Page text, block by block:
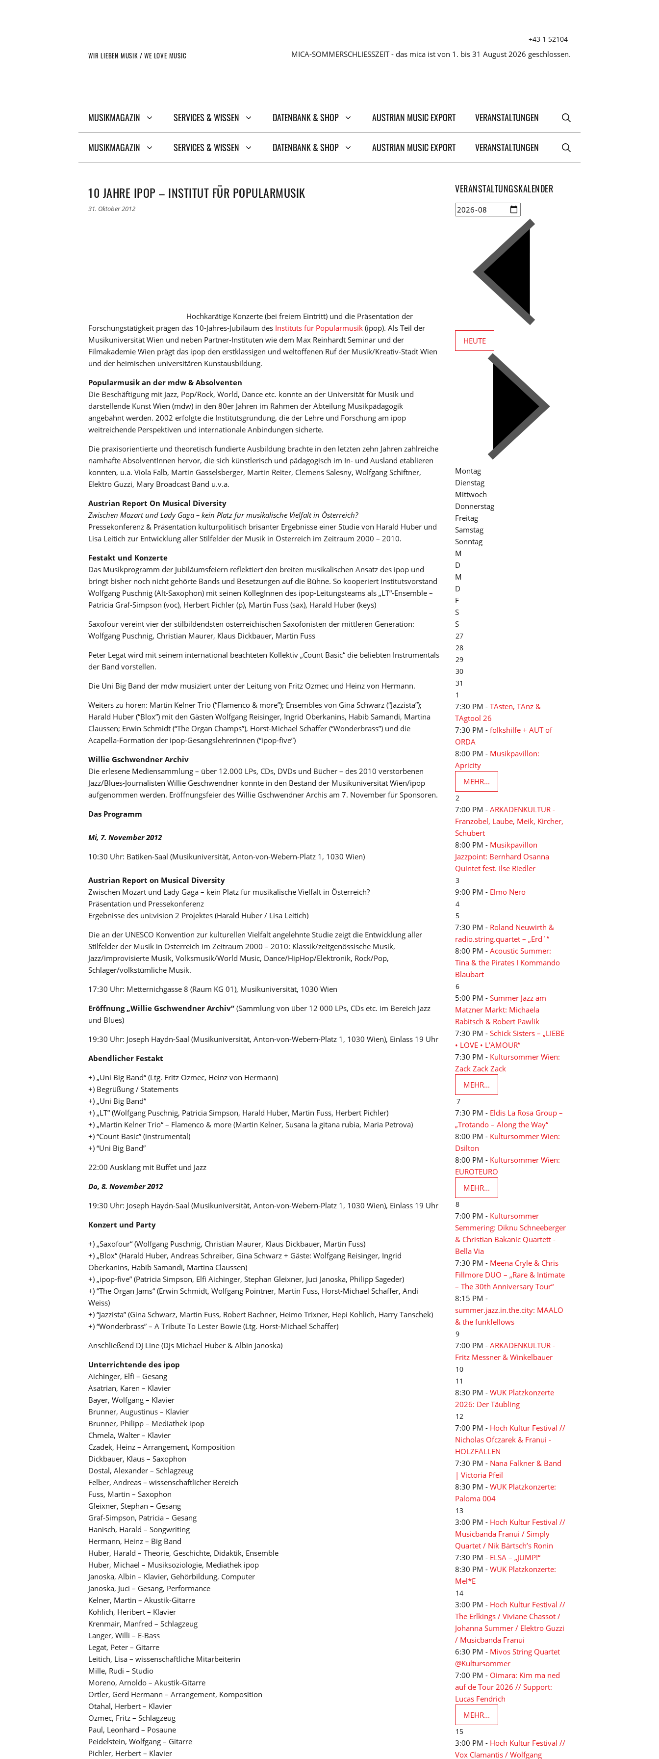
+43 1 52104
WIR LIEBEN MUSIK / WE LOVE MUSIC MICA-SOMMERSCHLIESSZEIT - das mica ist von 1. bis 31 August 2026 geschlossen.
MUSIKMAGAZIN SERVICES & WISSEN DATENBANK & SHOP AUSTRIAN MUSIC EXPORT VERANSTALTUNGEN
MUSIKMAGAZIN SERVICES & WISSEN DATENBANK & SHOP AUSTRIAN MUSIC EXPORT VERANSTALTUNGEN
10 JAHRE IPOP – INSTITUT FÜR POPULARMUSIK
31. Oktober 2012
Hochkarätige Konzerte (bei freiem Eintritt) und die Präsentation der
Forschungstätigkeit prägen das 10-Jahres-Jubiläum des Instituts für Popularmusik (ipop). Als Teil der
Musikuniversität Wien und neben Partner-Instituten wie dem Max Reinhardt Seminar und der
Filmakademie Wien prägt das ipop den erstklassigen und weltoffenen Ruf der Musik/Kreativ-Stadt Wien
und der heimischen universitären Kunstausbildung.
Popularmusik an der mdw & Absolventen
Die Beschäftigung mit Jazz, Pop/Rock, World, Dance etc. konnte an der Universität für Musik und
darstellende Kunst Wien (mdw) in den 80er Jahren im Rahmen der Abteilung Musikpädagogik
angebahnt werden. 2002 erfolgte die Institutsgründung, die der Lehre und Forschung am ipop
weitreichende Perspektiven und internationale Anbindungen sicherte.
Die praxisorientierte und theoretisch fundierte Ausbildung brachte in den letzten zehn Jahren zahlreiche
namhafte AbsolventInnen hervor, die sich künstlerisch und pädagogisch im In- und Ausland etablieren
konnten, u.a. Viola Falb, Martin Gasselsberger, Martin Reiter, Clemens Salesny, Wolfgang Schiftner,
Elektro Guzzi, Mary Broadcast Band u.v.a.
Austrian Report On Musical Diversity
Zwischen Mozart und Lady Gaga – kein Platz für musikalische Vielfalt in Österreich?
Pressekonferenz & Präsentation kulturpolitisch brisanter Ergebnisse einer Studie von Harald Huber und
Lisa Leitich zur Entwicklung aller Stilfelder der Musik in Österreich im Zeitraum 2000 – 2010.
Festakt und Konzerte
Das Musikprogramm der Jubiläumsfeiern reflektiert den breiten musikalischen Ansatz des ipop und
bringt bisher noch nicht gehörte Bands und Besetzungen auf die Bühne. So kooperiert Institutsvorstand
Wolfgang Puschnig (Alt-Saxophon) mit seinen KollegInnen des ipop-Leitungsteams als „LT“-Ensemble –
Patricia Graf-Simpson (voc), Herbert Pichler (p), Martin Fuss (sax), Harald Huber (keys)
Saxofour vereint vier der stilbildendsten österreichischen Saxofonisten der mittleren Generation:
Wolfgang Puschnig, Christian Maurer, Klaus Dickbauer, Martin Fuss
Peter Legat wird mit seinem international beachteten Kollektiv „Count Basic“ die beliebten Instrumentals
der Band vorstellen.
Die Uni Big Band der mdw musiziert unter der Leitung von Fritz Ozmec und Heinz von Hermann.
Weiters zu hören: Martin Kelner Trio (“Flamenco & more”); Ensembles von Gina Schwarz (“Jazzista”);
Harald Huber (“Blox”) mit den Gästen Wolfgang Reisinger, Ingrid Oberkanins, Habib Samandi, Martina
Claussen; Erwin Schmidt (“The Organ Champs”), Horst-Michael Schaffer (“Wonderbrass”) und die
Acapella-Formation der ipop-GesangslehrerInnen (“ipop-five”)
Willie Gschwendner Archiv
Die erlesene Mediensammlung – über 12.000 LPs, CDs, DVDs und Bücher – des 2010 verstorbenen
Jazz/Blues-Journalisten Willie Geschwendner konnte in den Bestand der Musikuniversität Wien/ipop
aufgenommen werden. Eröffnungsfeier des Willie Gschwendner Archis am 7. November für Sponsoren.
Das Programm
Mi, 7. November 2012
10:30 Uhr: Batiken-Saal (Musikuniversität, Anton-von-Webern-Platz 1, 1030 Wien)
Austrian Report on Musical Diversity
Zwischen Mozart und Lady Gaga – kein Platz für musikalische Vielfalt in Österreich?
Präsentation und Pressekonferenz
Ergebnisse des uni:vision 2 Projektes (Harald Huber / Lisa Leitich)
Die an der UNESCO Konvention zur kulturellen Vielfalt angelehnte Studie zeigt die Entwicklung aller
Stilfelder der Musik in Österreich im Zeitraum 2000 – 2010: Klassik/zeitgenössische Musik,
Jazz/improvisierte Musik, Volksmusik/World Music, Dance/HipHop/Elektronik, Rock/Pop,
Schlager/volkstümliche Musik.
17:30 Uhr: Metternichgasse 8 (Raum KG 01), Musikuniversität, 1030 Wien
Eröffnung „Willie Gschwendner Archiv“ (Sammlung von über 12 000 LPs, CDs etc. im Bereich Jazz
und Blues)
19:30 Uhr: Joseph Haydn-Saal (Musikuniversität, Anton-von-Webern-Platz 1, 1030 Wien), Einlass 19 Uhr
Abendlicher Festakt
+) „Uni Big Band“ (Ltg. Fritz Ozmec, Heinz von Hermann)
+) Begrüßung / Statements
+) „Uni Big Band“
+) „LT“ (Wolfgang Puschnig, Patricia Simpson, Harald Huber, Martin Fuss, Herbert Pichler)
+) „Martin Kelner Trio“ – Flamenco & more (Martin Kelner, Susana la gitana rubia, Maria Petrova)
+) “Count Basic” (instrumental)
+) “Uni Big Band”
22:00 Ausklang mit Buffet und Jazz
Do, 8. November 2012
19:30 Uhr: Joseph Haydn-Saal (Musikuniversität, Anton-von-Webern-Platz 1, 1030 Wien), Einlass 19 Uhr
Konzert und Party
+) „Saxofour“ (Wolfgang Puschnig, Christian Maurer, Klaus Dickbauer, Martin Fuss)
+) „Blox“ (Harald Huber, Andreas Schreiber, Gina Schwarz + Gäste: Wolfgang Reisinger, Ingrid
Oberkanins, Habib Samandi, Martina Claussen)
+) „ipop-five” (Patricia Simpson, Elfi Aichinger, Stephan Gleixner, Juci Janoska, Philipp Sageder)
+) “The Organ Jams“ (Erwin Schmidt, Wolfgang Pointner, Martin Fuss, Horst-Michael Schaffer, Andi
Weiss)
+) “Jazzista” (Gina Schwarz, Martin Fuss, Robert Bachner, Heimo Trixner, Hepi Kohlich, Harry Tanschek)
+) “Wonderbrass” – A Tribute To Lester Bowie (Ltg. Horst-Michael Schaffer)
Anschließend DJ Line (DJs Michael Huber & Albin Janoska)
Unterrichtende des ipop
Aichinger, Elfi – Gesang
Asatrian, Karen – Klavier
Bayer, Wolfgang – Klavier
Brunner, Augustinus – Klavier
Brunner, Philipp – Mediathek ipop
Chmela, Walter – Klavier
Czadek, Heinz – Arrangement, Komposition
Dickbauer, Klaus – Saxophon
Dostal, Alexander – Schlagzeug
Felber, Andreas – wissenschaftlicher Bereich
Fuss, Martin – Saxophon
Gleixner, Stephan – Gesang
Graf-Simpson, Patricia – Gesang
Hanisch, Harald – Songwriting
Hermann, Heinz – Big Band
Huber, Harald – Theorie, Geschichte, Didaktik, Ensemble
Huber, Michael – Musiksoziologie, Mediathek ipop
Janoska, Albin – Klavier, Gehörbildung, Computer
Janoska, Juci – Gesang, Performance
Kelner, Martin – Akustik-Gitarre
Kohlich, Heribert – Klavier
Krenmair, Manfred – Schlagzeug
Langer, Willi – E-Bass
Legat, Peter – Gitarre
Leitich, Lisa – wissenschaftliche Mitarbeiterin
Mille, Rudi – Studio
Moreno, Arnoldo – Akustik-Gitarre
Ortler, Gerd Hermann – Arrangement, Komposition
Otahal, Herbert – Klavier
Ozmec, Fritz – Schlagzeug
Paul, Leonhard – Posaune
Peidelstein, Wolfgang – Gitarre
Pichler, Herbert – Klavier
VERANSTALTUNGSKALENDER
HEUTE
Montag
Dienstag
Mittwoch
Donnerstag
Freitag
Samstag
Sonntag
M
D
M
D
F
S
S
27
28
29
30
31
1
7:30 PM - TAsten, TAnz &
TAgtool 26
7:30 PM - folkshilfe + AUT of
ORDA
8:00 PM - Musikpavillon:
Apricity
MEHR...
2
7:00 PM - ARKADENKULTUR -
Franzobel, Laube, Meik, Kircher,
Schubert
8:00 PM - Musikpavillon
Jazzpoint: Bernhard Osanna
Quintet fest. Ilse Riedler
3
9:00 PM - Elmo Nero
4
5
7:30 PM - Roland Neuwirth &
radio.string.quartet – „Erd´“
8:00 PM - Acoustic Summer:
Tina & the Pirates I Kommando
Blaubart
6
5:00 PM - Summer Jazz am
Matzner Markt: Michaela
Rabitsch & Robert Pawlik
7:30 PM - Schick Sisters – „LIEBE
• LOVE • L’AMOUR“
7:30 PM - Kultursommer Wien:
Zack Zack Zack
MEHR...
7
7:30 PM - Eldis La Rosa Group –
„Trotando – Along the Way“
8:00 PM - Kultursommer Wien:
Dsilton
8:00 PM - Kultursommer Wien:
EUROTEURO
MEHR...
8
7:00 PM - Kultursommer
Semmering: Diknu Schneeberger
& Christian Bakanic Quartett -
Bella Via
7:30 PM - Meena Cryle & Chris
Fillmore DUO – „Rare & Intimate
– The 30th Anniversary Tour“
8:15 PM -
summer.jazz.in.the.city: MAALO
& the funkfellows
9
7:00 PM - ARKADENKULTUR -
Fritz Messner & Winkelbauer
10
11
8:30 PM - WUK Platzkonzerte
2026: Der Täubling
12
7:00 PM - Hoch Kultur Festival //
Nicholas Ofczarek & Franui -
HOLZFÄLLEN
7:30 PM - Nana Falkner & Band
| Victoria Pfeil
8:30 PM - WUK Platzkonzerte:
Paloma 004
13
3:00 PM - Hoch Kultur Festival //
Musicbanda Franui / Simply
Quartet / Nik Bärtsch’s Ronin
7:30 PM - ELSA – „JUMP!“
8:30 PM - WUK Platzkonzerte:
Mel*E
14
3:00 PM - Hoch Kultur Festival //
The Erlkings / Viviane Chassot /
Johanna Summer / Elektro Guzzi
/ Musicbanda Franui
6:30 PM - Mivos String Quartet
@Kultursommer
7:00 PM - Oimara: Kim ma ned
auf de Tour 2026 // Support:
Lucas Fendrich
MEHR...
15
3:00 PM - Hoch Kultur Festival //
Vox Clamantis / Wolfgang